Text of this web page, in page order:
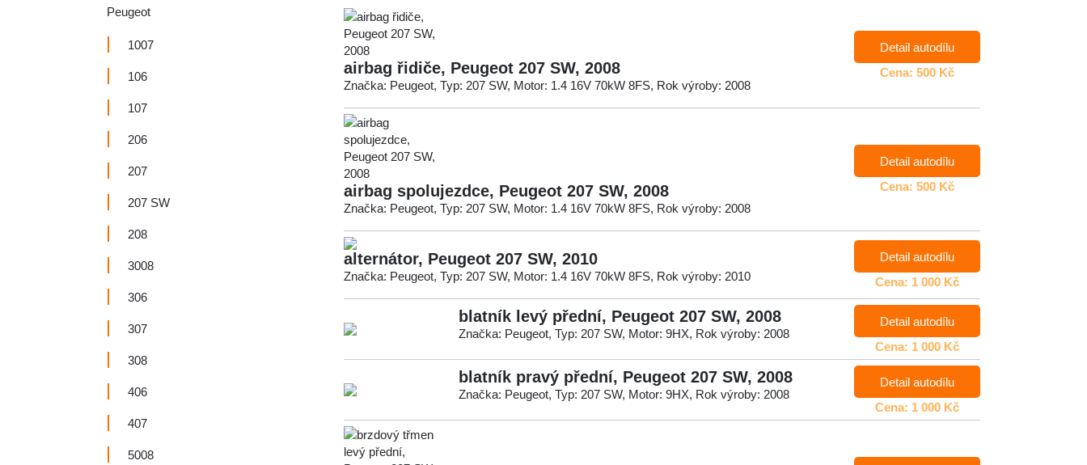
Peugeot
1007
106
107
206
207
207 SW
208
3008
306
307
308
406
407
5008
airbag řidiče, Peugeot 207 SW, 2008
Značka: Peugeot, Typ: 207 SW, Motor: 1.4 16V 70kW 8FS, Rok výroby: 2008
Detail autodílu
Cena: 500 Kč
airbag spolujezdce, Peugeot 207 SW, 2008
Značka: Peugeot, Typ: 207 SW, Motor: 1.4 16V 70kW 8FS, Rok výroby: 2008
Detail autodílu
Cena: 500 Kč
alternátor, Peugeot 207 SW, 2010
Značka: Peugeot, Typ: 207 SW, Motor: 1.4 16V 70kW 8FS, Rok výroby: 2010
Detail autodílu
Cena: 1 000 Kč
blatník levý přední, Peugeot 207 SW, 2008
Značka: Peugeot, Typ: 207 SW, Motor: 9HX, Rok výroby: 2008
Detail autodílu
Cena: 1 000 Kč
blatník pravý přední, Peugeot 207 SW, 2008
Značka: Peugeot, Typ: 207 SW, Motor: 9HX, Rok výroby: 2008
Detail autodílu
Cena: 1 000 Kč